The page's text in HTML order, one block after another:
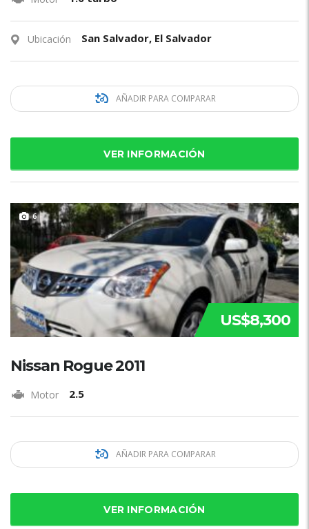
Ubicación San Salvador, El Salvador
AÑADIR PARA COMPARAR
VER INFORMACIÓN
6
US$8,300
Nissan Rogue 2011
Motor 2.5
AÑADIR PARA COMPARAR
VER INFORMACIÓN